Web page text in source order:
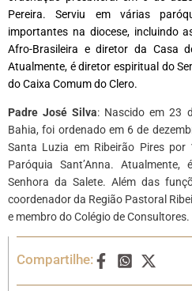
Pereira. Serviu em várias
importantes na diocese, incluindo
Afro-Brasileira e diretor da Casa
Atualmente, é diretor espiritual do
do Caixa Comum do Clero.
Padre José Silva: Nascido em 23
Bahia, foi ordenado em 6 de
Santa Luzia em Ribeirão Pires
Paróquia Sant’Anna.
Senhora da Salete. Além das
coordenador da Região Pastoral
e membro do Colégio de Consultores.
Compartilhe: